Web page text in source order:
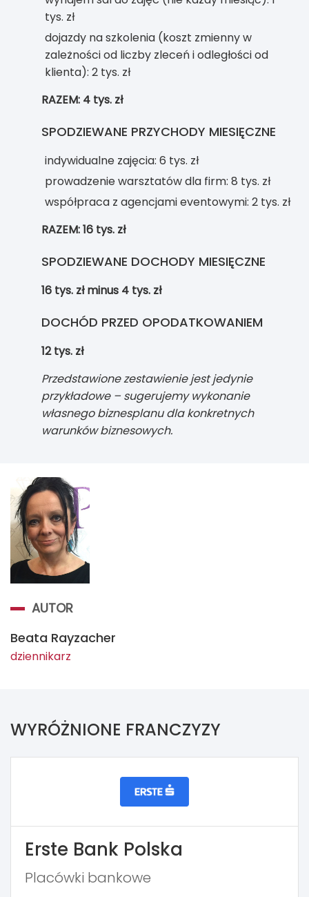
tys. zł
dojazdy na szkolenia (koszt zmienny w
zależności od liczby zleceń i odległości od
klienta): 2 tys. zł
RAZEM: 4 tys. zł
SPODZIEWANE PRZYCHODY MIESIĘCZNE
indywidualne zajęcia: 6 tys. zł
prowadzenie warsztatów dla firm: 8 tys. zł
współpraca z agencjami eventowymi: 2 tys. zł
RAZEM: 16 tys. zł
SPODZIEWANE DOCHODY MIESIĘCZNE
16 tys. zł minus 4 tys. zł
DOCHÓD PRZED OPODATKOWANIEM
12tys. zł
Przedstawione zestawienie jest jedynie
przykładowe – sugerujemy wykonanie
własnego biznesplanu dla konkretnych
warunków biznesowych.
AUTOR
Beata Rayzacher
dziennikarz
WYRÓŻNIONE FRANCZYZY
Erste Bank Polska
Placówki bankowe